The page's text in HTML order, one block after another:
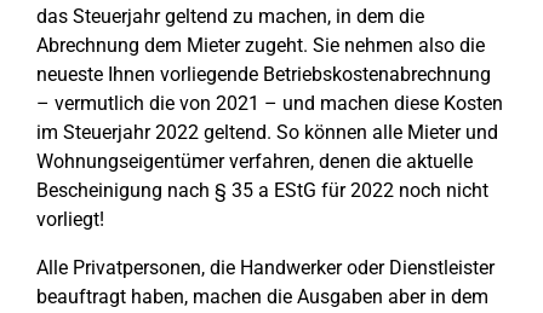
das Steuerjahr geltend zu machen, in dem die
Abrechnung dem Mieter zugeht. Sie nehmen also die
neueste Ihnen vorliegende Betriebskostenabrechnung
– vermutlich die von 2021 – und machen diese Kosten
im Steuerjahr 2022 geltend. So können alle Mieter und
Wohnungseigentümer verfahren, denen die aktuelle
Bescheinigung nach § 35 a EStG für 2022 noch nicht
vorliegt!
Alle Privatpersonen, die Handwerker oder Dienstleister
beauftragt haben, machen die Ausgaben aber in dem